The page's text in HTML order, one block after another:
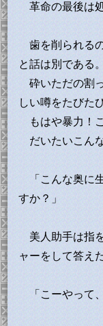
革命の最後は
歯を削られる
と話は別である。
砕いただの割
しい噂をたびた
もはや暴力！
だいたいこん
「こんな奥に
すか？」
美人助手は指
ャーをして答えた
「こーやって